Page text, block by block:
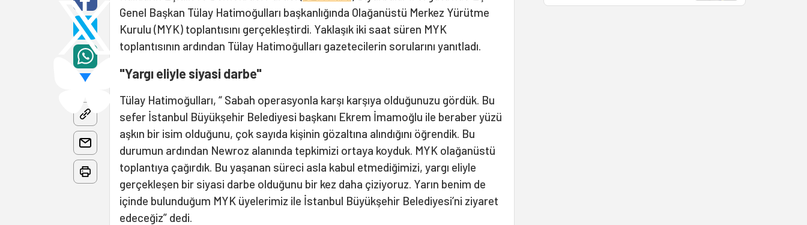
Genel Başkan Tülay Hatimoğulları başkanlığında Olağanüstü Merkez Yürütme
Kurulu (MYK) toplantısını gerçekleştirdi. Yaklaşık iki saat süren MYK
toplantısının ardından Tülay Hatimoğulları gazetecilerin sorularını yanıtladı.
"Yargı eliyle siyasi darbe"
Tülay Hatimoğulları, “ Sabah operasyonla karşı karşıya olduğunuzu gördük. Bu
sefer İstanbul Büyükşehir Belediyesi başkanı Ekrem İmamoğlu ile beraber yüzü
aşkın bir isim olduğunu, çok sayıda kişinin gözaltına alındığını öğrendik. Bu
durumun ardından Newroz alanında tepkimizi ortaya koyduk. MYK olağanüstü
toplantıya çağırdık. Bu yaşanan süreci asla kabul etmediğimizi, yargı eliyle
gerçekleşen bir siyasi darbe olduğunu bir kez daha çiziyoruz. Yarın benim de
içinde bulunduğum MYK üyelerimiz ile İstanbul Büyükşehir Belediyesi’ni ziyaret
edeceğiz” dedi.